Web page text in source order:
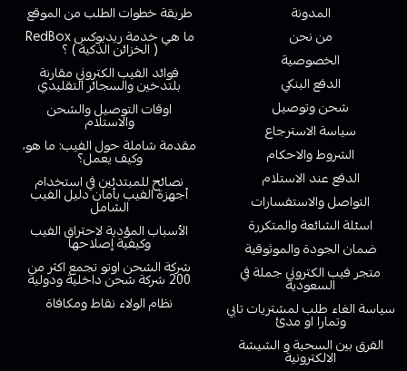
المدونة
من نحن
الخصوصية
الدفع البنكي
شحن وتوصيل
سياسة الاسترجاع
الشروط والاحكام
الدفع عند الاستلام
التواصل والاستفسارات
اسئلة الشائعة والمتكررة
ضمان الجودة والموثوقية
متجر فيب الكتروني جملة في
السعودية
سياسة الغاء طلب لمشتريات تابي
وتمارا او مدئ
الفرق بين السحبة و الشيشة
الالكترونية
طريقة خطوات الطلب من الموقع
ما هي خدمة ريدبوكس RedBox
( الخزائن الذكية ) ؟
فوائد الفيب الكتروني مقارنة
بلتدخين والسجائر التقليدي
اوقات التوصيل والشحن
والاستلام
مقدمة شاملة حول الفيب: ما هو،
وكيف يعمل؟
نصائح للمبتدئين في استخدام
أجهزة الفيب بأمان دليل الفيب
الشامل
الأسباب المؤدية لاحتراق الفيب
وكيفية إصلاحها
شركة الشحن اوتو تجمع اكثر من
200 شركة شحن داخلية ودولية
نظام الولاء نقاط ومكافاة